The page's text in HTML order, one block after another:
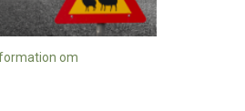
om